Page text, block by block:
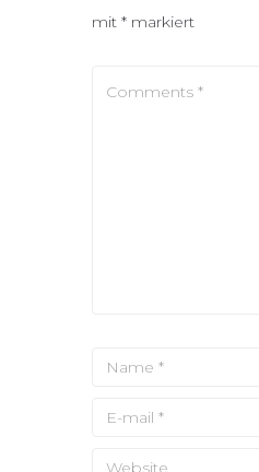
mit * markiert